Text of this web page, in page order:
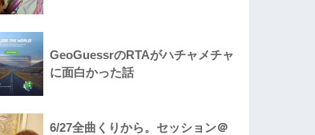
GeoGuessrのRTAがハチャメチャ
に面白かった話
6/27全曲くりから。セッション＠